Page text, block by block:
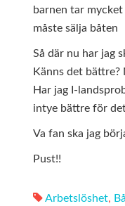
barnen tar mycket
måste sälja båten
Så där nu har jag
Känns det bättre?
Har jag I-
intye bättre för
Va fan ska jag
Pust!!
Arbetslöshet,